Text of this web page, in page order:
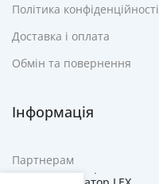
Політика конфіденційності
Доставка і оплата
Обмін та повернення
Інформація
ПартнерамІнверторний